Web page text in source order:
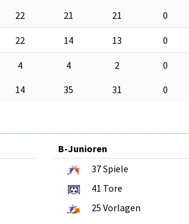
22 21 21 0
22 14 13 0
4 4 2 0
14 35 31 0
B-Junioren
37Spiele
41 Tore
25 Vorlagen